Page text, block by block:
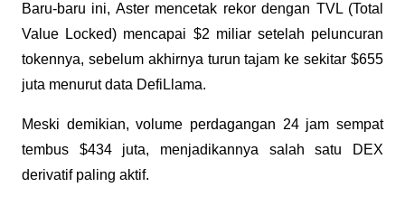
Baru-baru ini, Aster mencetak rekor dengan TVL (Total
Value Locked) mencapai $2 miliar setelah peluncuran
tokennya, sebelum akhirnya turun tajam ke sekitar $655
juta menurut data DefiLlama.
Meski demikian, volume perdagangan 24 jam sempat
tembus $434 juta, menjadikannya salah satu DEX
derivatif paling aktif.